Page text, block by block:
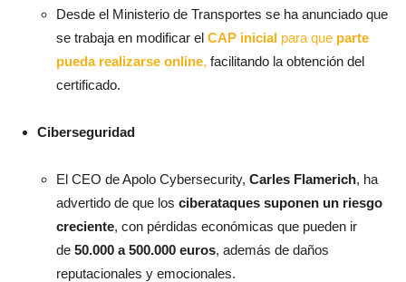
Desde el Ministerio de Transportes se ha anunciado que
se trabaja en modificar el CAP inicial para que parte
pueda realizarse online, facilitando la obtención del
certificado.
Ciberseguridad
El CEO de Apolo Cybersecurity, Carles Flamerich, ha
advertido de que los ciberataques suponen un riesgo
creciente, con pérdidas económicas que pueden ir
de 50.000 a 500.000 euros, además de daños
reputacionales y emocionales.